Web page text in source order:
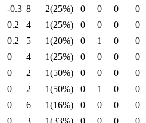
-0.3 8 2(25%) 0 0 0
0
0.2 4 1(25%) 0 0 0
0
0.2 5 1(20%) 0 1 0
0
0 4 1(25%) 0 0 0
0
0 2 1(50%) 0 0 0
0
0 2 1(50%) 0 1 0
0
0 6 1(16%) 0 0 0
0
0 3 1(33%) 0 0 0
0